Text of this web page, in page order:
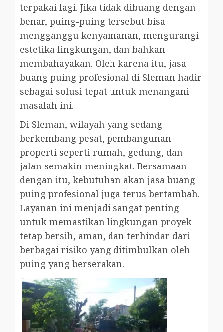
terpakai lagi. Jika tidak dibuang dengan
benar, puing-puing tersebut bisa
mengganggu kenyamanan, mengurangi
estetika lingkungan, dan bahkan
membahayakan. Oleh karena itu, jasa
buang puing profesional di Sleman hadir
sebagai solusi tepat untuk menangani
masalah ini.
Di Sleman, wilayah yang sedang
berkembang pesat, pembangunan
properti seperti rumah, gedung, dan
jalan semakin meningkat. Bersamaan
dengan itu, kebutuhan akan jasa buang
puing profesional juga terus bertambah.
Layanan ini menjadi sangat penting
untuk memastikan lingkungan proyek
tetap bersih, aman, dan terhindar dari
berbagai risiko yang ditimbulkan oleh
puing yang berserakan.